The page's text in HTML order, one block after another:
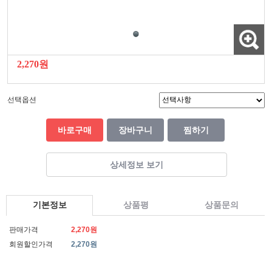
2,270원
선택옵션
바로구매 장바구니 찜하기
상세정보 보기
기본정보 상품평 상품문의
판매가격
2,270원
회원할인가격
2,270원